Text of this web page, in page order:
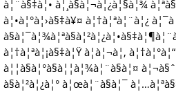
à¦¨à§‡à¦• à¦¸à§à¦¬à¦¿à¦§à¦¾
à¦•à¦°à¦›à§‡à¥¤ à¦†à¦ªà¦¨à¦¿
à¦†à¦ªà¦¡à§‡à¦Ÿ à¦à¦¬à¦‚ à¦†à¦°à¦“
à¦¦à§à¦°à§à¦¦à¦¾à¦¨à§à¦¤
à§à¦²à¦¿à¦° à¦œà¦¨à§à¦¯